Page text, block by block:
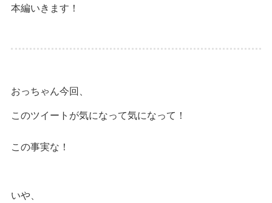
本編いきます！
おっちゃん今回、
このツイートが気になって気になって！
この事実な！
いや、